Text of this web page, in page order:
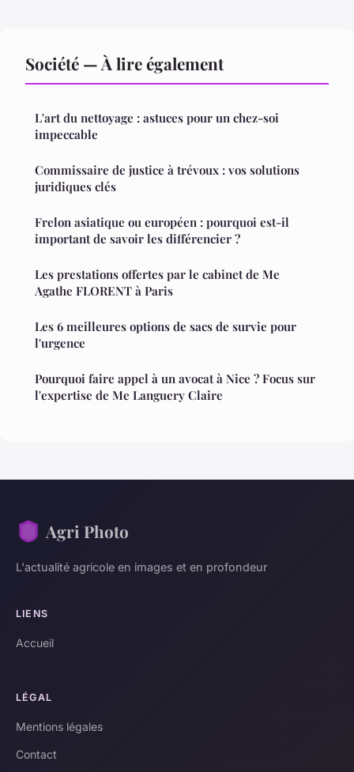
Société — À lire également
L'art du nettoyage : astuces pour un chez-soi
impeccable
Commissaire de justice à trévoux : vos solutions
juridiques clés
Frelon asiatique ou européen : pourquoi est-il
important de savoir les différencier ?
Les prestations offertes par le cabinet de Me
Agathe FLORENT à Paris
Les 6 meilleures options de sacs de survie pour
l'urgence
Pourquoi faire appel à un avocat à Nice ? Focus sur
l'expertise de Me Languery Claire
Agri Photo
L'actualité agricole en images et en profondeur
LIENS
Accueil
LÉGAL
Mentions légales
Contact